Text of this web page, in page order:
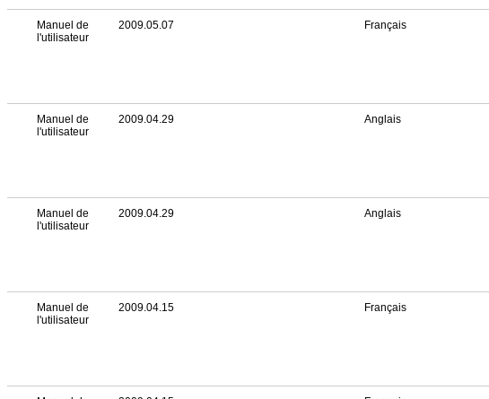
Manuel de
l'utilisateur
2009.05.07 Français
Manuel de
l'utilisateur
2009.04.29 Anglais
Manuel de
l'utilisateur
2009.04.29 Anglais
Manuel de
l'utilisateur
2009.04.15 Français